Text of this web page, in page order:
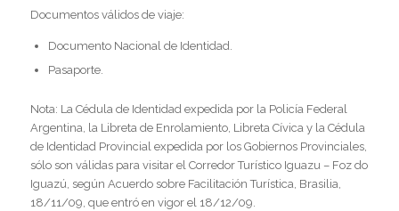
Documentos válidos de viaje:
Documento Nacional de Identidad.
Pasaporte.
Nota: La Cédula de Identidad expedida por la Policía Federal
Argentina, la Libreta de Enrolamiento, Libreta Cívica y la Cédula
de Identidad Provincial expedida por los Gobiernos Provinciales,
sólo son válidas para visitar el Corredor Turístico Iguazu – Foz do
Iguazú, según Acuerdo sobre Facilitación Turística, Brasilia,
18/11/09, que entró en vigor el 18/12/09.